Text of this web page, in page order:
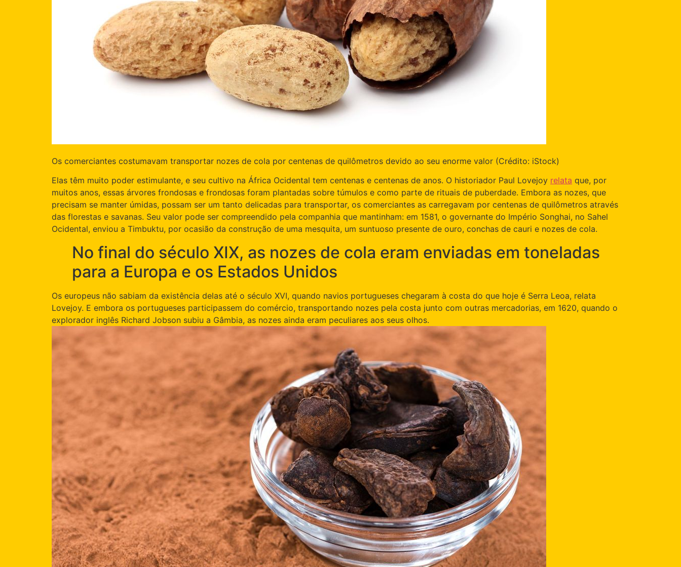
Os comerciantes costumavam transportar nozes de cola por centenas de quilômetros devido ao seu enorme valor (Crédito: iStock)
Elas têm muito poder estimulante, e seu cultivo na África Ocidental tem centenas e centenas de anos. O historiador Paul Lovejoy relata que, por
muitos anos, essas árvores frondosas e frondosas foram plantadas sobre túmulos e como parte de rituais de puberdade. Embora as nozes, que
precisam se manter úmidas, possam ser um tanto delicadas para transportar, os comerciantes as carregavam por centenas de quilômetros através
das florestas e savanas. Seu valor pode ser compreendido pela companhia que mantinham: em 1581, o governante do Império Songhai, no Sahel
Ocidental, enviou a Timbuktu, por ocasião da construção de uma mesquita, um suntuoso presente de ouro, conchas de cauri e nozes de cola.
No final do século XIX, as nozes de cola eram enviadas em toneladas
para a Europa e os Estados Unidos
Os europeus não sabiam da existência delas até o século XVI, quando navios portugueses chegaram à costa do que hoje é Serra Leoa, relata
Lovejoy. E embora os portugueses participassem do comércio, transportando nozes pela costa junto com outras mercadorias, em 1620, quando o
explorador inglês Richard Jobson subiu a Gâmbia, as nozes ainda eram peculiares aos seus olhos.